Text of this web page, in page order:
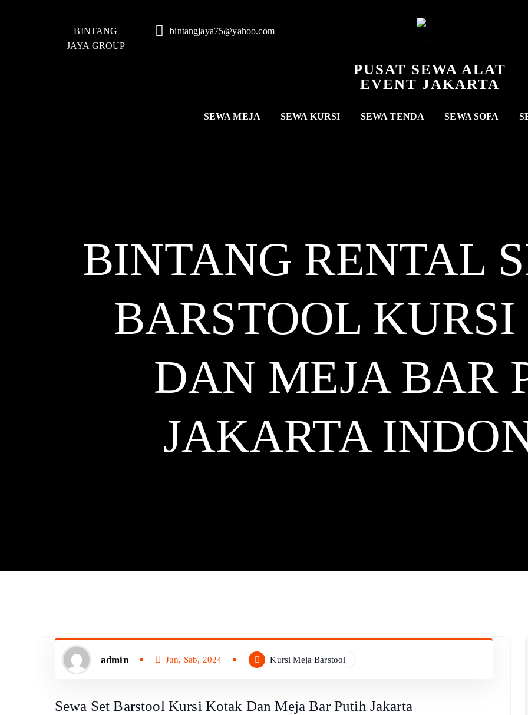
BINTANG
JAYA GROUP
bintangjaya75@yahoo.com
PUSAT SEWA ALAT
EVENT JAKARTA
SEWA MEJA SEWA KURSI SEWA TENDA SEWA SOFA
BINTANG RENTAL
BARSTOOL
DAN MEJA BAR
JAKARTA
admin Jun, Sab, 2024 Kursi Meja Barstool
Sewa Set Barstool Kursi Kotak Dan Meja Bar Putih Jakarta